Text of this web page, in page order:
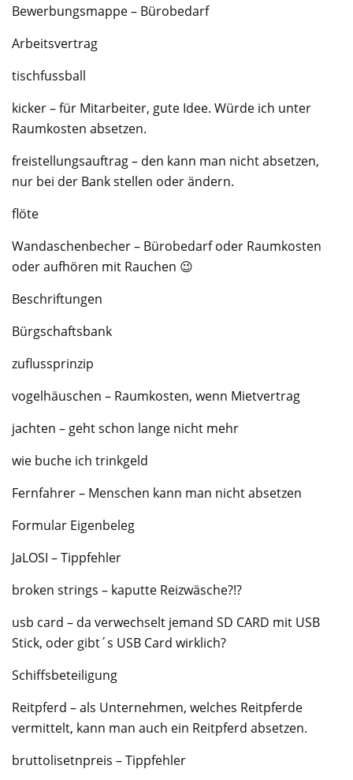
Bewerbungsmappe – Bürobedarf
Arbeitsvertrag
tischfussball
kicker – für Mitarbeiter, gute Idee. Würde ich unter
Raumkosten absetzen.
freistellungsauftrag – den kann man nicht absetzen,
nur bei der Bank stellen oder ändern.
flöte
Wandaschenbecher – Bürobedarf oder Raumkosten
oder aufhören mit Rauchen 😉
Beschriftungen
Bürgschaftsbank
zuflussprinzip
vogelhäuschen – Raumkosten, wenn Mietvertrag
jachten – geht schon lange nicht mehr
wie buche ich trinkgeld
Fernfahrer – Menschen kann man nicht absetzen
Formular Eigenbeleg
JaLOSI – Tippfehler
broken strings – kaputte Reizwäsche?!?
usb card – da verwechselt jemand SD CARD mit USB
Stick, oder gibt´s USB Card wirklich?
Schiffsbeteiligung
Reitpferd – als Unternehmen, welches Reitpferde
vermittelt, kann man auch ein Reitpferd absetzen.
bruttolisetnpreis – Tippfehler